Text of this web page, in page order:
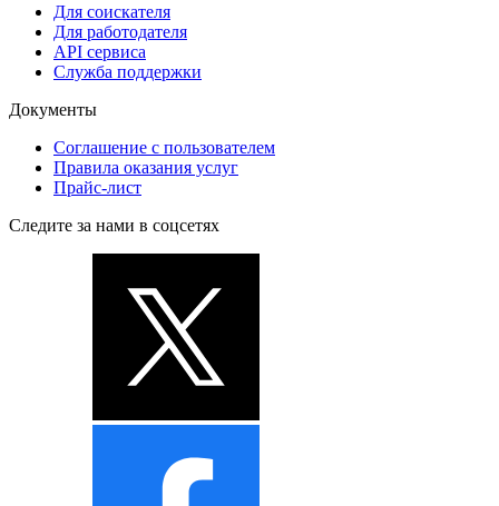
Для соискателя
Для работодателя
API сервиса
Служба поддержки
Документы
Соглашение с пользователем
Правила оказания услуг
Прайс-лист
Следите за нами в соцсетях